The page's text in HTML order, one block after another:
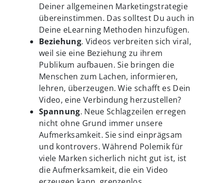
Deiner allgemeinen Marketingstrategie
übereinstimmen. Das solltest Du auch in
Deine eLearning Methoden hinzufügen.
Beziehung. Videos verbreiten sich viral,
weil sie eine Beziehung zu ihrem
Publikum aufbauen. Sie bringen die
Menschen zum Lachen, informieren,
lehren, überzeugen. Wie schafft es Dein
Video, eine Verbindung herzustellen?
Spannung. Neue Schlagzeilen erregen
nicht ohne Grund immer unsere
Aufmerksamkeit. Sie sind einprägsam
und kontrovers. Während Polemik für
viele Marken sicherlich nicht gut ist, ist
die Aufmerksamkeit, die ein Video